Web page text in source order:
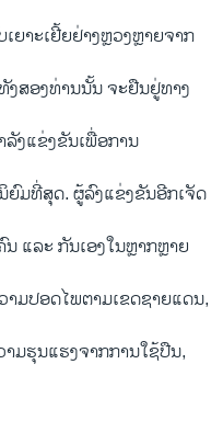
ຍາະ​ເຢີ້ຍ​ຢ່າງຫຼວງຫຼາຍ​ຈາກ​
ງສອງທ່ານນັ້ນ ຈະຢືນຢູ່ທາງ
ງແຂ່ງຂັນເພື່ອການ
ຍົມທີ່ສຸດ. ຜູ້ລົງແຂ່ງຂັນອີກເຈັດ
ແລະ ກັນເອງໃນຫຼາກຫຼາຍ
າມປອດໄພຕາມເຂດຊາຍແດນ,
ມຮຸນແຮງຈາກການໃຊ້ປືນ,